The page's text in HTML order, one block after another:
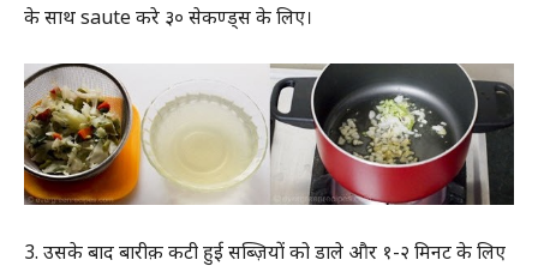
के साथ saute करे ३० सेकण्ड्स के लिए।
3. उसके बाद बारीक़ कटी हुई सब्ज़ियों को डाले और १-२ मिनट के लिए